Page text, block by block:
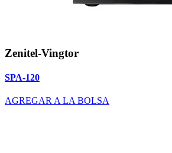
Zenitel-Vingtor
SPA-120
AGREGAR A LA BOLSA